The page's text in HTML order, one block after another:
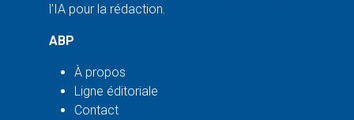
l'IA pour la rédaction.
ABP
À propos
Ligne éditoriale
Contact